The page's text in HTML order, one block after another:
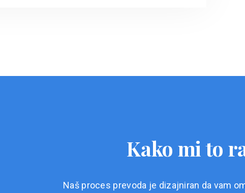
Kako mi to
Naš proces prevoda je dizajniran da vam